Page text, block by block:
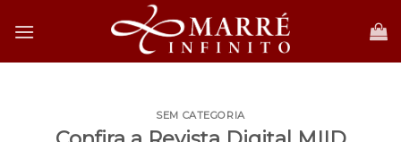
SEM CATEGORIA